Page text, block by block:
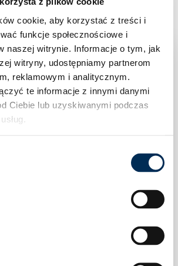
cookie, aby korzystać z treści i
funkcje społecznościowe i
naszej witrynie. Informacje o tym, jak
witryny, udostępniamy partnerom
reklamowym i analitycznym.
te informacje z innymi danymi
Ciebie lub uzyskiwanymi podczas